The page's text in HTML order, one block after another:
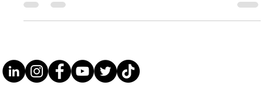
16.12.25 07h31